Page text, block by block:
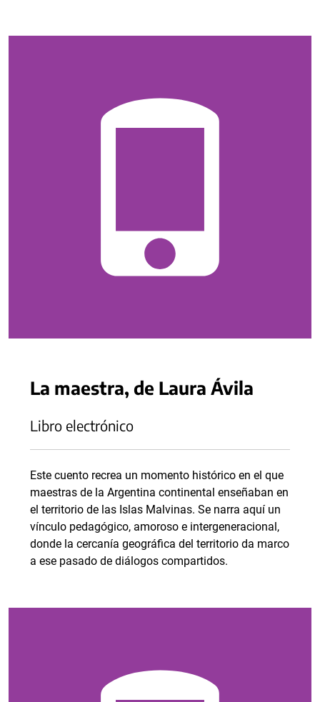
La maestra, de Laura Ávila
Libro electrónico
Este cuento recrea un momento histórico en el que
maestras de la Argentina continental enseñaban en
el territorio de las Islas Malvinas. Se narra aquí un
vínculo pedagógico, amoroso e intergeneracional,
donde la cercanía geográfica del territorio da marco
a ese pasado de diálogos compartidos.